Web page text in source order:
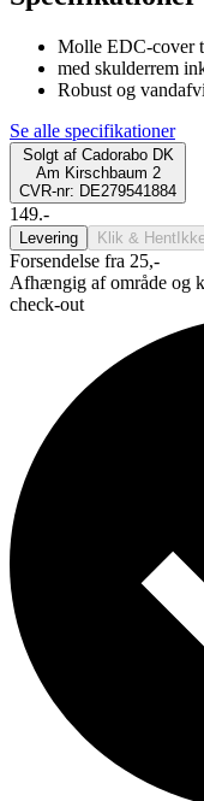
Molle EDC-cover
med skulderrem
Robust og
Se alle specifikationer
Solgt af Cadorabo DK
Am Kirschbaum 2
CVR-nr: DE279541884
149.-
Levering Klik & Hent
Forsendelse fra 25,-
Afhængig af område og
check-out